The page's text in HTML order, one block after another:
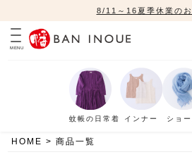
8/11～16夏季休業の
MENU
蚊帳の日常着 インナー ショ
HOME 商品一覧